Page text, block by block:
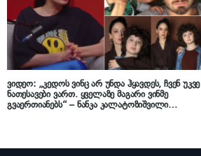
ვიდეო: „კედოს ვინც არ უნდა ჰყავდეს, ჩვენ უკვე
ნათესავები ვართ. ყველაზე მაგარი ვინმე
გვაერთიანებს“ – ნანკა კალატოზიშვილი